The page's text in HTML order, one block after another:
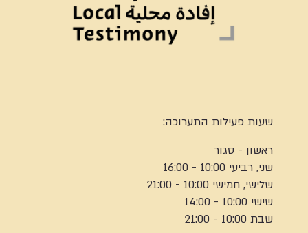
שעות פעילות התערוכה:
ראשון - סגור
שני, רביעי 10:00 - 16:00
שלישי, חמישי 10:00 - 21:00
שישי 10:00 - 14:00
שבת 10:00 - 21:00